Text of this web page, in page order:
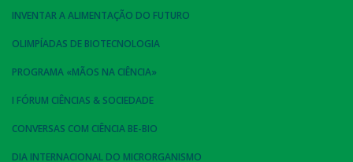
INVENTAR A ALIMENTAÇÃO DO FUTURO
OLIMPÍADAS DE BIOTECNOLOGIA
PROGRAMA «MÃOS NA CIÊNCIA»
I FÓRUM CIÊNCIAS & SOCIEDADE
CONVERSAS COM CIÊNCIA BE-BIO
DIA INTERNACIONAL DO MICRORGANISMO